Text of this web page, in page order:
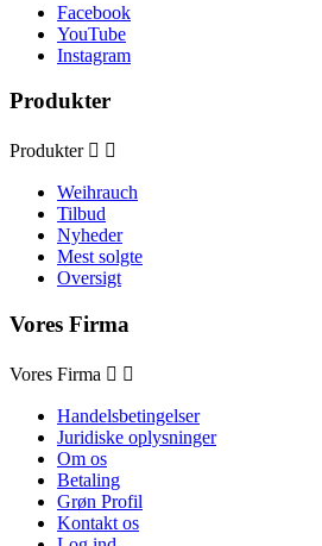
Facebook
YouTube
Instagram
Produkter
Produkter  
Weihrauch
Tilbud
Nyheder
Mest solgte
Oversigt
Vores Firma
Vores Firma  
Handelsbetingelser
Juridiske oplysninger
Om os
Betaling
Grøn Profil
Kontakt os